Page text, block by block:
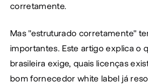
corretamente.
Mas "estruturado corretamente"
importantes. Este artigo explica o
brasileira exige, quais licenças
bom fornecedor white label já